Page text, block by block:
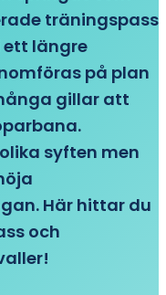
träningspass
ett längre
på plan
gillar att
syften men
Här hittar du
och